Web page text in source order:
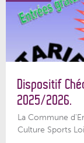
Dispositif
2025/2026.
La Commune
Culture Sports